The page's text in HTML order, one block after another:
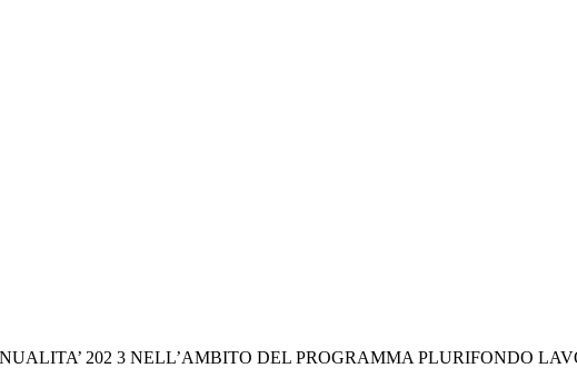
202 3 NELL’AMBITO DEL PROGRAMMA PLURIFONDO